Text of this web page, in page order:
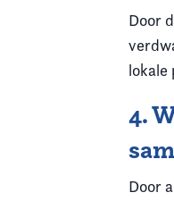
Door
lokale
4.
Door